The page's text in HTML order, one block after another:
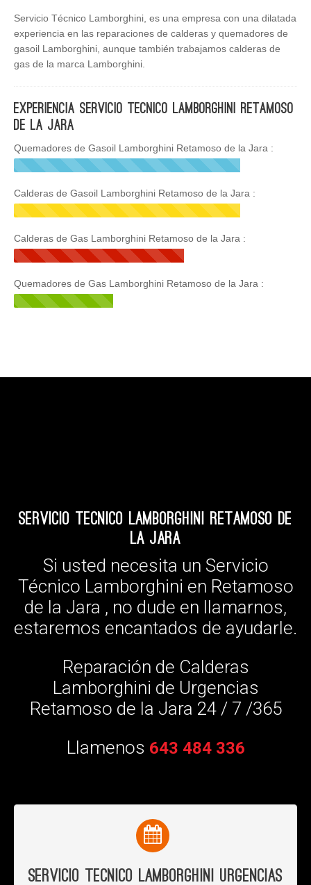
Servicio Técnico Lamborghini, es una empresa con una dilatada
experiencia en las reparaciones de calderas y quemadores de
gasoil Lamborghini, aunque también trabajamos calderas de
gas de la marca Lamborghini.
Experiencia Servicio Tecnico Lamborghini Retamoso
de la Jara
Quemadores de Gasoil Lamborghini Retamoso de la Jara :
Calderas de Gasoil Lamborghini Retamoso de la Jara :
Calderas de Gas Lamborghini Retamoso de la Jara :
Quemadores de Gas Lamborghini Retamoso de la Jara :
Servicio Tecnico Lamborghini Retamoso de
la Jara
Si usted necesita un Servicio
Técnico Lamborghini en Retamoso
de la Jara , no dude en llamarnos,
estaremos encantados de ayudarle.
Reparación de Calderas
Lamborghini de Urgencias
Retamoso de la Jara 24 / 7 /365
Llamenos 643 484 336
Servicio Tecnico Lamborghini Urgencias